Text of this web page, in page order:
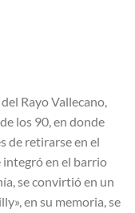
Rayo Vallecano,
los 90, en donde
de retirarse en el
integró en el barrio
se convirtió en un
en su memoria, se